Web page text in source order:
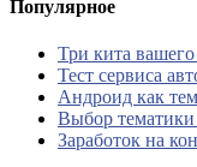
Популярное
Три кита
Тест сервиса
Андроид как
Выбор тематики
Заработок на